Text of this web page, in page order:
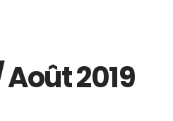
2019